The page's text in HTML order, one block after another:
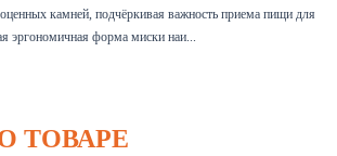
камней, подчёркивая важность приема пищи для
эргономичная форма миски наи...
ТОВАРЕ